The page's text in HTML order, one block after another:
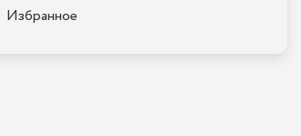
Избранное